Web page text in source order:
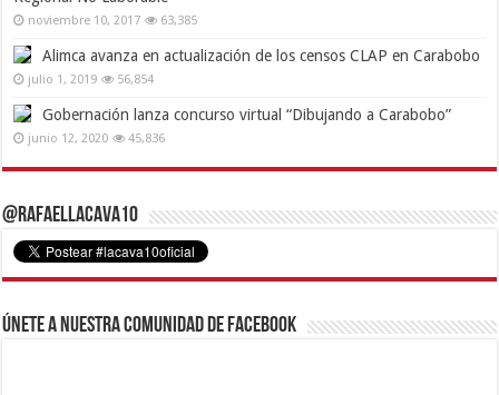
noviembre 10, 2017 63,385
Alimca avanza en actualización de los censos CLAP en Carabobo
julio 1, 2019 56,854
Gobernación lanza concurso virtual “Dibujando a Carabobo”
junio 12, 2020 45,836
@RafaelLacava10
Únete a nuestra comunidad de Facebook